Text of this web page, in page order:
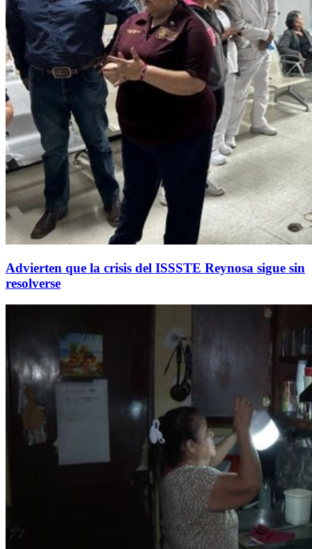
Advierten que la crisis del ISSSTE Reynosa sigue sin
resolverse